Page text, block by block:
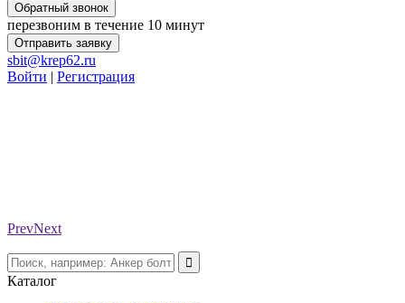
Обратный звонок
перезвоним в течение 10 минут
Отправить заявку
sbit@krep62.ru
Войти | Регистрация
PrevNext
Каталог